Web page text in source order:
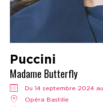
Puccini
Madame Butterfly
Du 14 septembre 2024
Opéra Bastille